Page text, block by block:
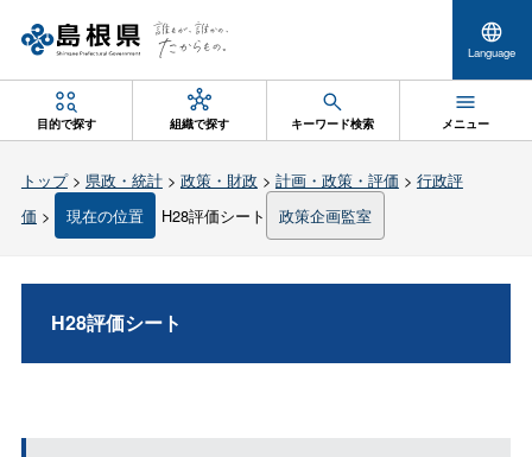
Language
目的で探す 組織で探す キーワード検索 メニュー
トップ> 県政・統計> 政策・財政 > 計画・政策・評価 > 行政評
価 > 現在の位置 H28評価シート 政策企画監室
H28評価シート